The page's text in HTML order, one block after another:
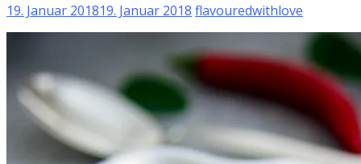
19. Januar 201819. Januar 2018 flavouredwithlove